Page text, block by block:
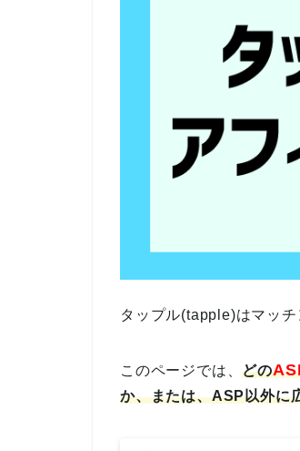
タップル(tapple)はマッチ
このページでは、どの
か、または、ASP以外に